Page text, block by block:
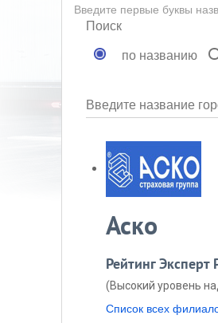
Введите первые буквы
Поиск
по названию
Введите название
Аско
Рейтинг Эксперт
(Высокий уровень
Список всех